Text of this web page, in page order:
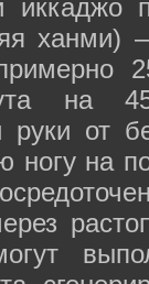
на
от
ногу на